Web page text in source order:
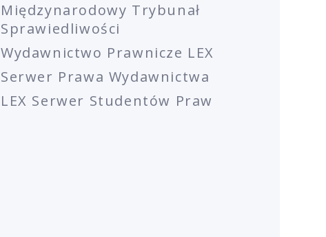
Międzynarodowy Trybunał
Sprawiedliwości
Wydawnictwo Prawnicze LEX
Serwer Prawa Wydawnictwa
LEX Serwer Studentów Praw